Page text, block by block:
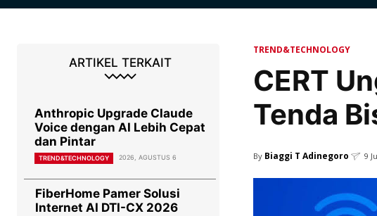
ARTIKEL TERKAIT
Anthropic Upgrade Claude
Voice dengan AI Lebih Cepat
dan Pintar
TREND&TECHNOLOGY 2026, AGUSTUS 6
FiberHome Pamer Solusi
Internet AI DTI-CX 2026
TREND&TECHNOLOGY
CERT
Tenda
By Biaggi T Adinegoro 9